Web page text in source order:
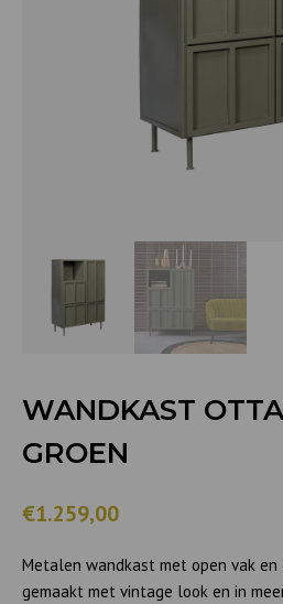
WANDKAST
GROEN
€1.259,00
Metalen wandkast met open vak en
gemaakt met vintage look en in